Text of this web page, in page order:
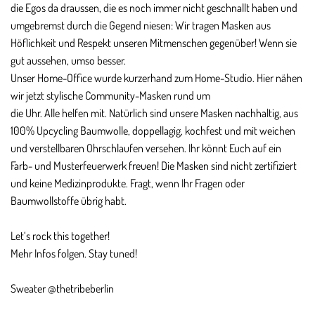
die Egos da draussen, die es noch immer nicht geschnallt haben und
umgebremst durch die Gegend niesen: Wir tragen Masken aus
Höflichkeit und Respekt unseren Mitmenschen gegenüber! Wenn sie
gut aussehen, umso besser.
Unser Home-Office wurde kurzerhand zum Home-Studio. Hier nähen
wir jetzt stylische Community-Masken rund um
die Uhr. Alle helfen mit. Natürlich sind unsere Masken nachhaltig, aus
100% Upcycling Baumwolle, doppellagig, kochfest und mit weichen
und verstellbaren Ohrschlaufen versehen. Ihr könnt Euch auf ein
Farb- und Musterfeuerwerk freuen! Die Masken sind nicht zertifiziert
und keine Medizinprodukte. Fragt, wenn Ihr Fragen oder
Baumwollstoffe übrig habt.
Let‘s rock this together!
Mehr Infos folgen. Stay tuned!
Sweater @thetribeberlin